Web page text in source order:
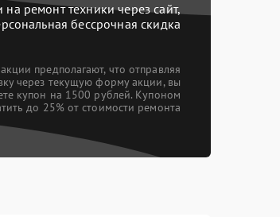
ремонт техники через сайт,
бессрочная скидка
предполагают, что отправляя
через текущую форму акции, вы
купон на 1500 рублей. Купоном
до 25% от стоимости ремонта